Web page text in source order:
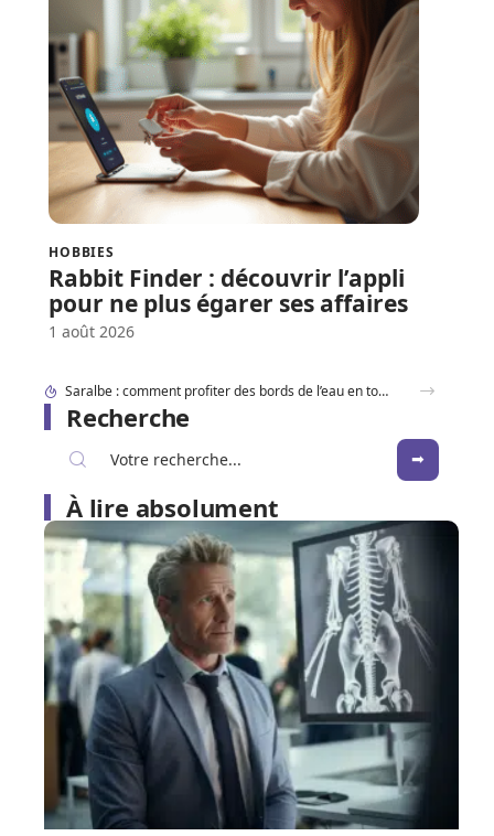
HOBBIES
Rabbit Finder : découvrir l’appli
pour ne plus égarer ses affaires
1 août 2026
Dracaufeu carte Rare ou ultra rare : quelles différences pour les collectionneurs ?
Recherche
À lire absolument